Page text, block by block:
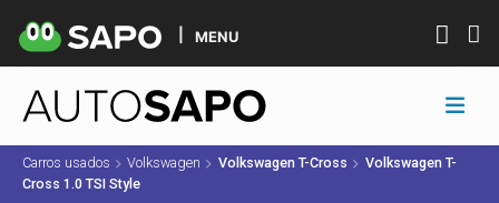
MENU
Carros usados Volkswagen Volkswagen T-Cross
Volkswagen T-
Cross 1.0 TSI Style